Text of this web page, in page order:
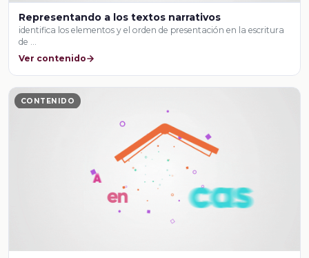
Representando a los textos narrativos
identifica los elementos y el orden de presentación en la escritura
de …
Ver contenido
CONTENIDO